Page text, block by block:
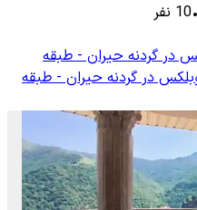
•
10 نفر
در گردنه حیران - طبقه
در گردنه حیران - طبقه